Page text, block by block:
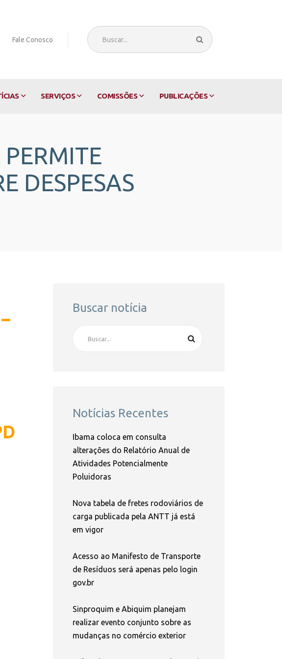
Fale Conosco
SERVIÇOS COMISSÕES PUBLICAÇÕES
DESPESAS
Buscar notícia
Notícias Recentes
Ibama coloca em consulta
alterações do Relatório Anual de
Atividades Potencialmente
Poluidoras
Nova tabela de fretes rodoviários de
carga publicada pela ANTT já está
em vigor
Acesso ao Manifesto de Transporte
de Resíduos será apenas pelo login
gov.br
Sinproquim e Abiquim planejam
realizar evento conjunto sobre as
mudanças no comércio exterior